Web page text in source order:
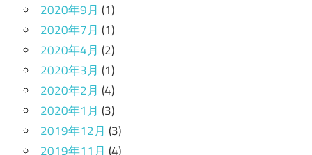
2020年9月 (1)
2020年7月 (1)
2020年4月 (2)
2020年3月 (1)
2020年2月 (4)
2020年1月 (3)
2019年12月 (3)
2019年11月 (4)